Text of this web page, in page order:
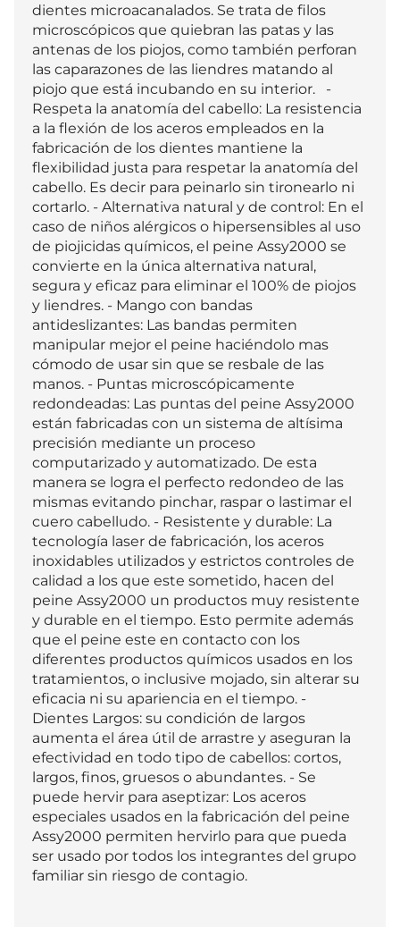
dientes microacanalados. Se trata de filos
microscópicos que quiebran las patas y las
antenas de los piojos, como también perforan
las caparazones de las liendres matando al
piojo que está incubando en su interior.   -
Respeta la anatomía del cabello: La resistencia
a la flexión de los aceros empleados en la
fabricación de los dientes mantiene la
flexibilidad justa para respetar la anatomía del
cabello. Es decir para peinarlo sin tironearlo ni
cortarlo. - Alternativa natural y de control: En el
caso de niños alérgicos o hipersensibles al uso
de piojicidas químicos, el peine Assy2000 se
convierte en la única alternativa natural,
segura y eficaz para eliminar el 100% de piojos
y liendres. - Mango con bandas
antideslizantes: Las bandas permiten
manipular mejor el peine haciéndolo mas
cómodo de usar sin que se resbale de las
manos. - Puntas microscópicamente
redondeadas: Las puntas del peine Assy2000
están fabricadas con un sistema de altísima
precisión mediante un proceso
computarizado y automatizado. De esta
manera se logra el perfecto redondeo de las
mismas evitando pinchar, raspar o lastimar el
cuero cabelludo. - Resistente y durable: La
tecnología laser de fabricación, los aceros
inoxidables utilizados y estrictos controles de
calidad a los que este sometido, hacen del
peine Assy2000 un productos muy resistente
y durable en el tiempo. Esto permite además
que el peine este en contacto con los
diferentes productos químicos usados en los
tratamientos, o inclusive mojado, sin alterar su
eficacia ni su apariencia en el tiempo. -
Dientes Largos: su condición de largos
aumenta el área útil de arrastre y aseguran la
efectividad en todo tipo de cabellos: cortos,
largos, finos, gruesos o abundantes. - Se
puede hervir para aseptizar: Los aceros
especiales usados en la fabricación del peine
Assy2000 permiten hervirlo para que pueda
ser usado por todos los integrantes del grupo
familiar sin riesgo de contagio.